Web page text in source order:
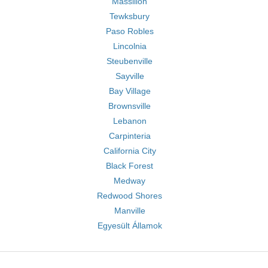
Tewksbury
Paso Robles
Lincolnia
Steubenville
Sayville
Bay Village
Brownsville
Lebanon
Carpinteria
California City
Black Forest
Medway
Redwood Shores
Manville
Egyesült Államok